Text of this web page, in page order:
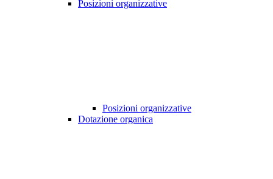
Posizioni organizzative
Posizioni organizzative
Dotazione organica